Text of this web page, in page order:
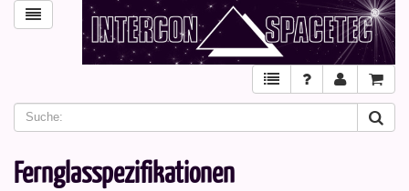
Fernglasspezifikationen